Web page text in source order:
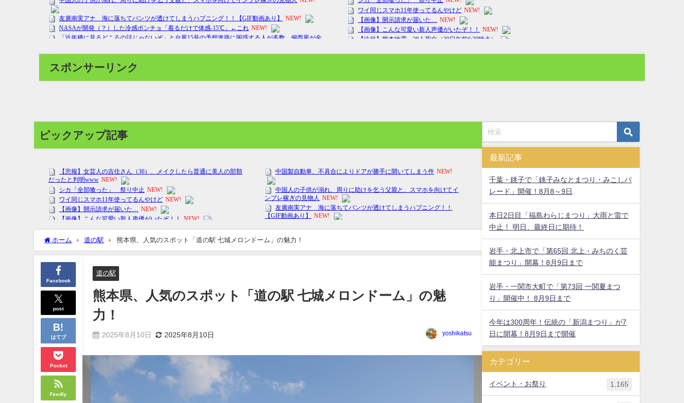
スポンサーリンク
ピックアップ記事
ホーム 道の駅 熊本県、人気のスポット「道の駅 七城メロンドーム」の魅力！
Facebook
post
はてブ
Pocket
Feedly
道の駅
熊本県、人気のスポット「道の駅 七城メロンドーム」の魅
力！
2025年8月10日 2025年8月10日 yoshikatsu
最新記事
千葉・銚子で「銚子みなとまつり・みこしパ
レード」開催！8月8～9日
本日2日目「福島わらじまつり」大雨と雷で
中止！ 明日、最終日に期待！
岩手・北上市で「第65回 北上・みちのく芸
能まつり」開幕！8月9日まで
岩手・一関市大町で「第73回 一関夏まつ
り」開催中！ 8月9日まで
今年は300周年！伝統の「新潟まつり」が7
日に開幕！8月9日まで開催
カテゴリー
イベント・お祭り 1,165